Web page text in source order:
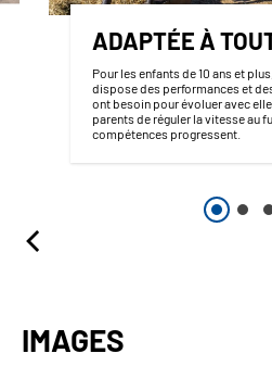
ADAPTÉE À
Pour les enfants de 10 ans et
dispose des performances et
ont besoin pour évoluer avec
parents de réguler la vitesse au
compétences progressent.
IMAGES